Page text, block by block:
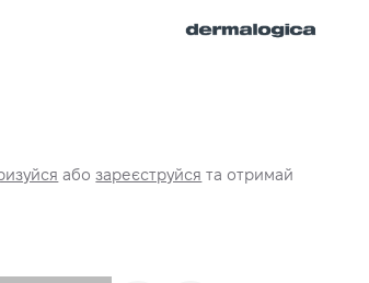
абозареєструйся та отримай